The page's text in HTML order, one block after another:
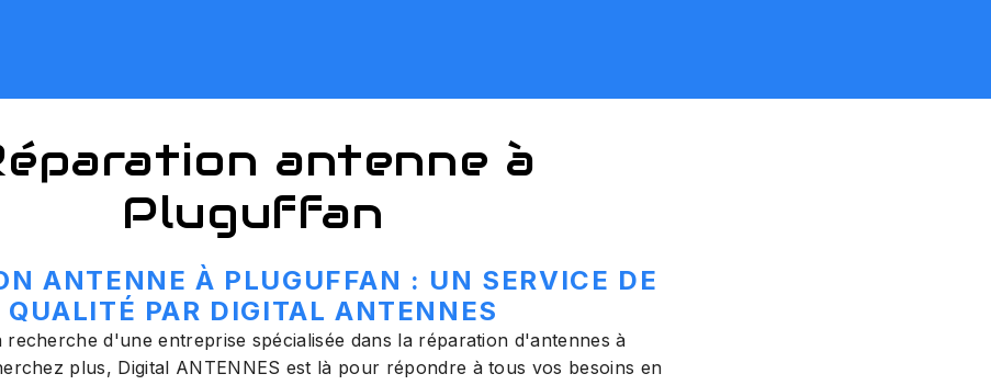
antenne à
Pluguffan
ANTENNE À PLUGUFFAN : UN SERVICE DE
QUALITÉ PAR DIGITAL ANTENNES
recherche d'une entreprise spécialisée dans la réparation d'antennes à
plus, Digital ANTENNES est là pour répondre à tous vos besoins en